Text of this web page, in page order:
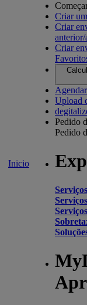
Inicio
Criar
Criar
Criar
Upload
Pedido
Pedido